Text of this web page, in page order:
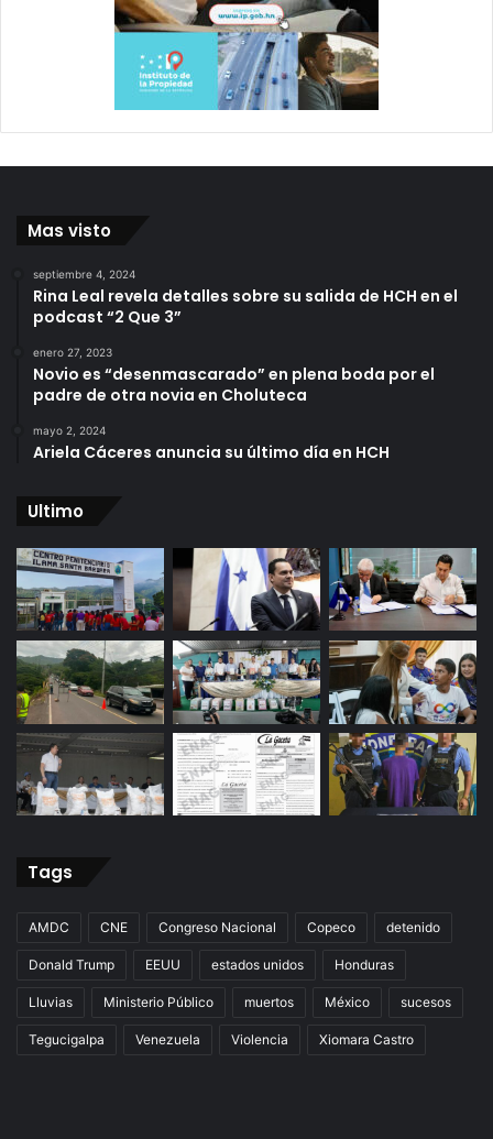
Mas visto
septiembre 4, 2024
Rina Leal revela detalles sobre su salida de HCH en el
podcast “2 Que 3”
enero 27, 2023
Novio es “desenmascarado” en plena boda por el
padre de otra novia en Choluteca
mayo 2, 2024
Ariela Cáceres anuncia su último día en HCH
Ultimo
Tags
AMDC CNE Congreso Nacional Copeco detenido
Donald Trump EEUU estados unidos Honduras
Lluvias Ministerio Público muertos México sucesos
Tegucigalpa Venezuela Violencia Xiomara Castro